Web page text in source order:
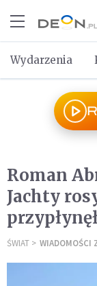
Wydarzenia
Roman
Jachty
ŚWIAT WIADOMOŚCI